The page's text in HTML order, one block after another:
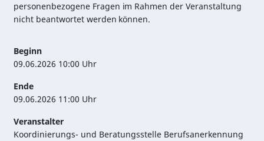
personenbezogene Fragen im Rahmen der Veranstaltung
nicht beantwortet werden können.
Beginn
09.06.2026 10:00 Uhr
Ende
09.06.2026 11:00 Uhr
Veranstalter
Koordinierungs- und Beratungsstelle Berufsanerkennung